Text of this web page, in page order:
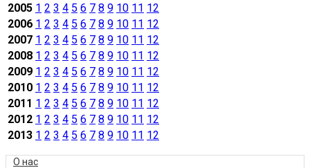
2005 1 2 3 4 5 6 7 8 9 10 11 12
2006 1 2 3 4 5 6 7 8 9 10 11 12
2007 1 2 3 4 5 6 7 8 9 10 11 12
2008 1 2 3 4 5 6 7 8 9 10 11 12
2009 1 2 3 4 5 6 7 8 9 10 11 12
2010 1 2 3 4 5 6 7 8 9 10 11 12
2011 1 2 3 4 5 6 7 8 9 10 11 12
2012 1 2 3 4 5 6 7 8 9 10 11 12
2013 1 2 3 4 5 6 7 8 9 10 11 12
О нас